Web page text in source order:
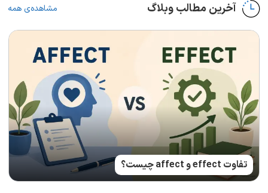
آخرین مطالب وبلاگ مشاهده‌ی همه
تفاوت effect و affect چیست؟